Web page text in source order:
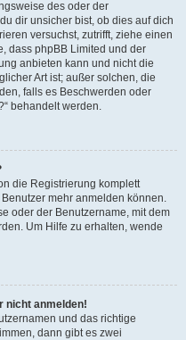
des oder der
dir unsicher bist, ob dies auf dich
versuchst, zutrifft, ziehe einen
dass phpBB Limited und der
anbieten kann und nicht die
Art ist; außer solchen, die
falls es Beschwerden oder
behandelt werden.
die Registrierung komplett
mehr anmelden können.
oder der Benutzername, mit dem
Um Hilfe zu erhalten, wende
nicht anmelden!
und das richtige
dann gibt es zwei